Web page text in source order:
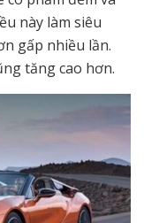
này làm siêu
gấp nhiều lần.
tăng cao hơn.